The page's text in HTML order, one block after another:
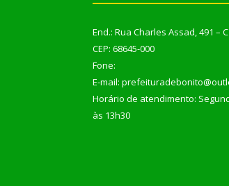
End.: Rua Charles Assad, 491 –
CEP: 68645-000
Fone:
E-mail:
Horário de atendimento:
às 13h30